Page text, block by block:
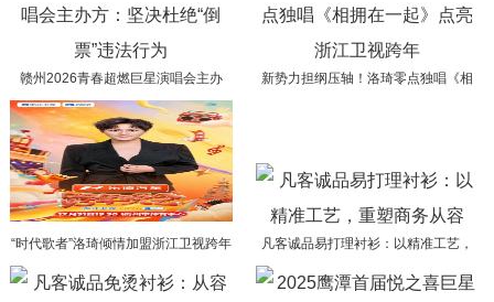
赣州2026青春超燃巨星演唱会主办
方：坚决杜绝“倒票”违法行为
新势力担纲压轴！洛琦零点独唱《相
“时代歌者”洛琦倾情加盟浙江卫视跨年
凡客诚品易打理衬衫：以精准工艺，